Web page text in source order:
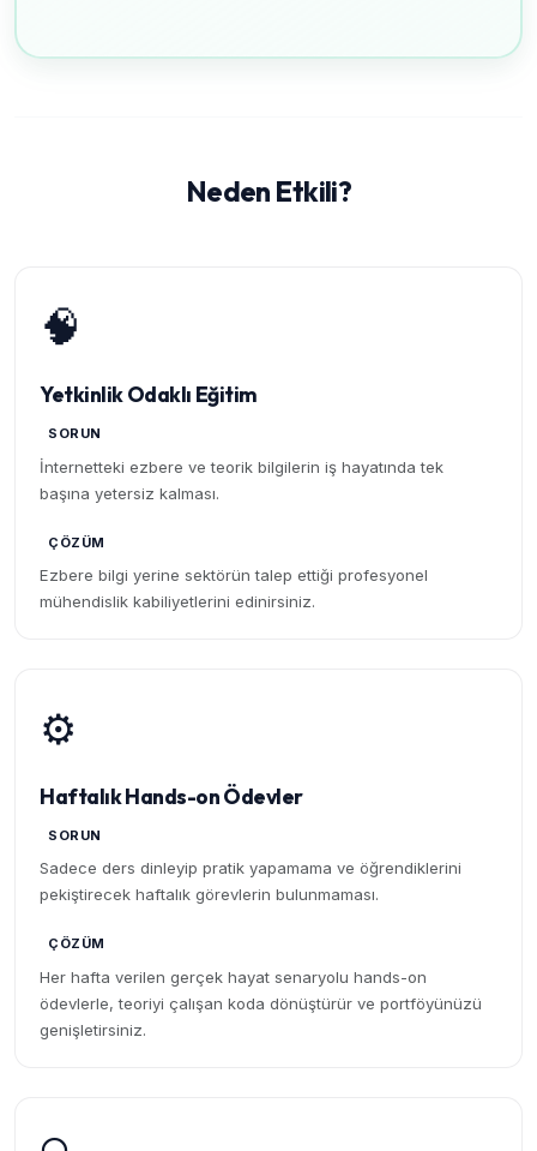
Neden Etkili?
🧠
Yetkinlik Odaklı Eğitim
SORUN
İnternetteki ezbere ve teorik bilgilerin iş hayatında tek
başına yetersiz kalması.
ÇÖZÜM
Ezbere bilgi yerine sektörün talep ettiği profesyonel
mühendislik kabiliyetlerini edinirsiniz.
⚙️
Haftalık Hands-on Ödevler
SORUN
Sadece ders dinleyip pratik yapamama ve öğrendiklerini
pekiştirecek haftalık görevlerin bulunmaması.
ÇÖZÜM
Her hafta verilen gerçek hayat senaryolu hands-on
ödevlerle, teoriyi çalışan koda dönüştürür ve portföyünüzü
genişletirsiniz.